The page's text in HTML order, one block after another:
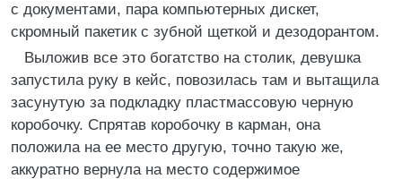
с документами, пара компьютерных дискет,
скромный пакетик с зубной щеткой и дезодорантом.
Выложив все это богатство на столик, девушка
запустила руку в кейс, повозилась там и вытащила
засунутую за подкладку пластмассовую черную
коробочку. Спрятав коробочку в карман, она
положила на ее место другую, точно такую же,
аккуратно вернула на место содержимое